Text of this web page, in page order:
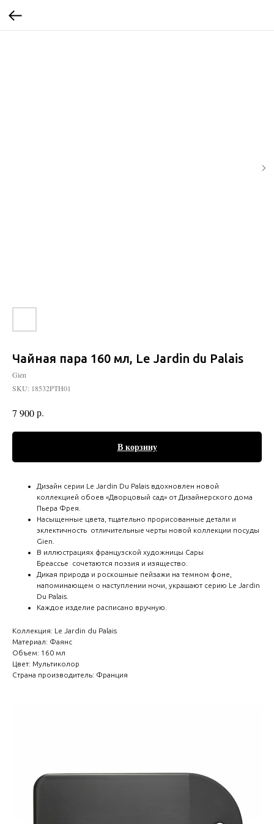
Чайная пара 160 мл, Le Jardin du Palais
Gien
SKU: 18532PTH01
7 900р.
В корзину
Дизайн серии Le Jardin Du Palais вдохновлен новой
коллекцией обоев «Дворцовый сад» от Дизайнерского дома
Пьера Фрея.
Насыщенные цвета, тщательно прорисованные детали и
эклектичность отличительные черты новой коллекции посуды
Gien.
В иллюстрациях французской художницы Сары
Бреассье сочетаются поэзия и изящество.
Дикая природа и роскошные пейзажи на темном фоне,
напоминающем о наступлении ночи, украшают серию Le Jardin
Du Palais.
Каждое изделие расписано вручную.
Коллекция: Le Jardin du Palais
Материал: Фаянс
Объем: 160 мл
Цвет: Мультиколор
Страна производитель: Франция